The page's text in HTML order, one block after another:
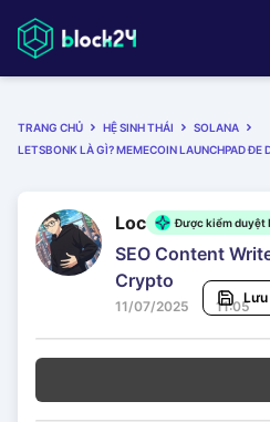
TRANG CHỦ HỆ SINH THÁI
SOLANA
LETSBONK LÀ GÌ? MEMECOIN LAUNCHPAD ĐE
Loc Được kiểm duyệt
SEO Content
Crypto
11/07/2025 11:05